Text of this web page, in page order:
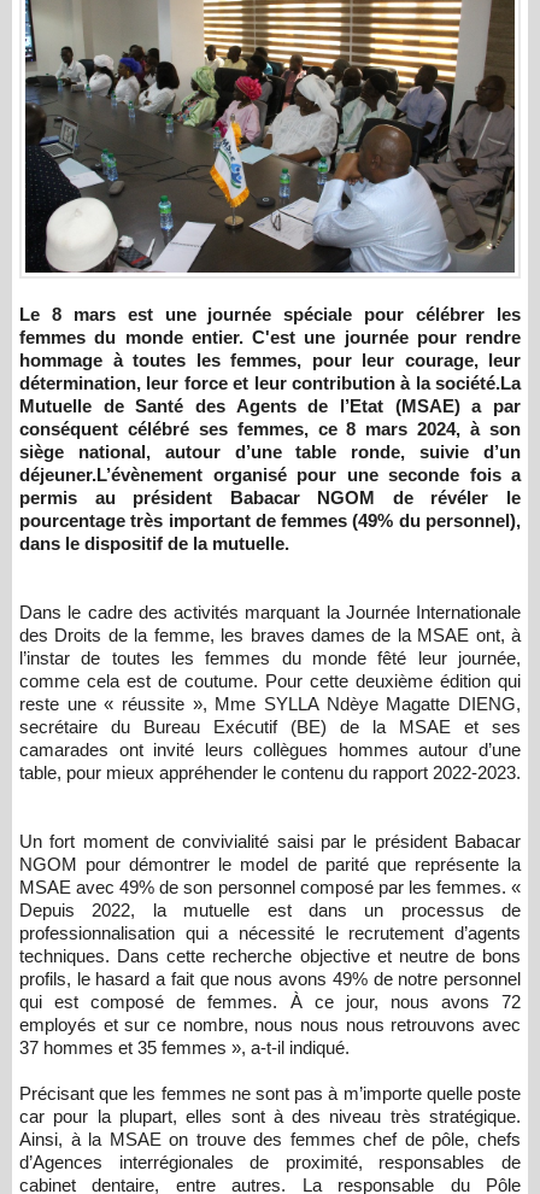
Le 8 mars est une journée spéciale pour célébrer les
femmes du monde entier. C'est une journée pour rendre
hommage à toutes les femmes, pour leur courage, leur
détermination, leur force et leur contribution à la société.La
Mutuelle de Santé des Agents de l’Etat (MSAE) a par
conséquent célébré ses femmes, ce 8 mars 2024, à son
siège national, autour d’une table ronde, suivie d’un
déjeuner.L’évènement organisé pour une seconde fois a
permis au président Babacar NGOM de révéler le
pourcentage très important de femmes (49% du personnel),
dans le dispositif de la mutuelle.
Dans le cadre des activités marquant la Journée Internationale
des Droits de la femme, les braves dames de la MSAE ont, à
l’instar de toutes les femmes du monde fêté leur journée,
comme cela est de coutume. Pour cette deuxième édition qui
reste une « réussite », Mme SYLLA Ndèye Magatte DIENG,
secrétaire du Bureau Exécutif (BE) de la MSAE et ses
camarades ont invité leurs collègues hommes autour d’une
table, pour mieux appréhender le contenu du rapport 2022-2023.
Un fort moment de convivialité saisi par le président Babacar
NGOM pour démontrer le model de parité que représente la
MSAE avec 49% de son personnel composé par les femmes. «
Depuis 2022, la mutuelle est dans un processus de
professionnalisation qui a nécessité le recrutement d’agents
techniques. Dans cette recherche objective et neutre de bons
profils, le hasard a fait que nous avons 49% de notre personnel
qui est composé de femmes. À ce jour, nous avons 72
employés et sur ce nombre, nous nous nous retrouvons avec
37 hommes et 35 femmes », a-t-il indiqué.
Précisant que les femmes ne sont pas à m’importe quelle poste
car pour la plupart, elles sont à des niveau très stratégique.
Ainsi, à la MSAE on trouve des femmes chef de pôle, chefs
d’Agences interrégionales de proximité, responsables de
cabinet dentaire, entre autres. La responsable du Pôle